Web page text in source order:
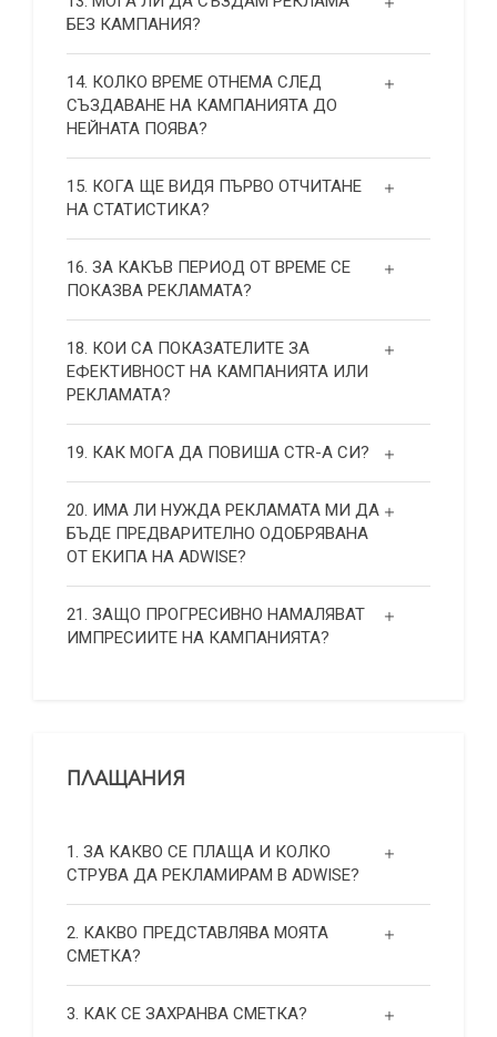
БЕЗ КАМПАНИЯ?
14. КОЛКО ВРЕМЕ ОТНЕМА СЛЕД
СЪЗДАВАНЕ НА КАМПАНИЯТА ДО
НЕЙНАТА ПОЯВА?
15. КОГА ЩЕ ВИДЯ ПЪРВО ОТЧИТАНЕ
НА СТАТИСТИКА?
16. ЗА КАКЪВ ПЕРИОД ОТ ВРЕМЕ СЕ
ПОКАЗВА РЕКЛАМАТА?
18. КОИ СА ПОКАЗАТЕЛИТЕ ЗА
ЕФЕКТИВНОСТ НА КАМПАНИЯТА ИЛИ
РЕКЛАМАТА?
19. КАК МОГА ДА ПОВИША СТR-А СИ?
20. ИМА ЛИ НУЖДА РЕКЛАМАТА МИ ДА
БЪДЕ ПРЕДВАРИТЕЛНО ОДОБРЯВАНА
ОТ ЕКИПА НА ADWISE?
21. ЗАЩО ПРОГРЕСИВНО НАМАЛЯВАТ
ИМПРЕСИИТЕ НА КАМПАНИЯТА?
ПЛАЩАНИЯ
1. ЗА КАКВО СЕ ПЛАЩА И КОЛКО
СТРУВА ДА РЕКЛАМИРАМ В ADWISE?
2. КАКВО ПРЕДСТАВЛЯВА МОЯТА
СМЕТКА?
3. КАК СЕ ЗАХРАНВА СМЕТКА?